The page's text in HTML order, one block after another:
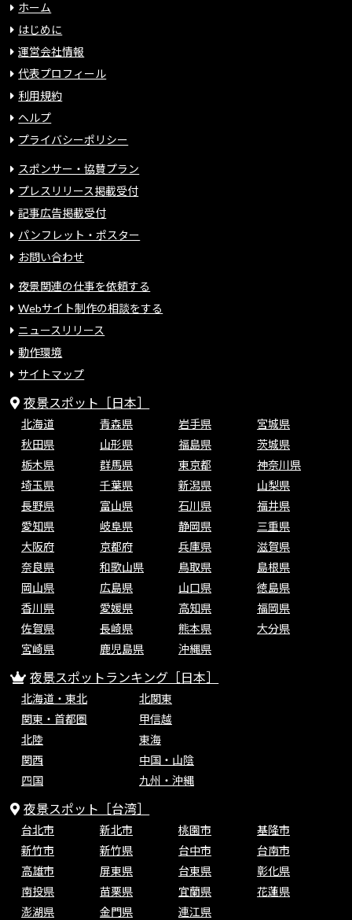
ホーム
はじめに
運営会社情報
代表プロフィール
利用規約
ヘルプ
プライバシーポリシー
スポンサー・協賛プラン
プレスリリース掲載受付
記事広告掲載受付
パンフレット・ポスター
お問い合わせ
夜景関連の仕事を依頼する
Webサイト制作の相談をする
ニュースリリース
動作環境
サイトマップ
夜景スポット［日本］
北海道 青森県 岩手県
宮城県
秋田県
山形県 福島県
茨城県
栃木県
群馬県 東京都
神奈川県
埼玉県
千葉県 新潟県
山梨県
長野県
富山県 石川県
福井県
愛知県
岐阜県 静岡県
三重県
大阪府
京都府 兵庫県
滋賀県
奈良県
和歌山県 鳥取県
島根県
岡山県
広島県 山口県
徳島県
香川県
愛媛県 高知県
福岡県
佐賀県
長崎県 熊本県
大分県
宮崎県
鹿児島県 沖縄県
夜景スポットランキング［日本］
北海道・東北
北関東
関東・首都圏
甲信越
北陸
東海
関西
中国・山陰
四国
九州・沖縄
夜景スポット［台湾］
台北市 新北市 桃園市
基隆市
新竹市
新竹県 台中市
台南市
高雄市
屏東県 台東県
彰化県
南投県
苗栗県 宜蘭県
花蓮県
澎湖県
金門県 連江県